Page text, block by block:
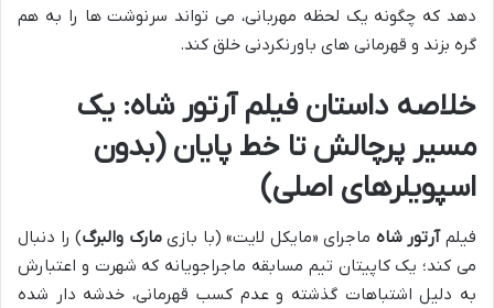
دهد که چگونه یک لحظه مهربانی، می تواند سرنوشت ها را به هم
گره بزند و قهرمانی های باورنکردنی خلق کند.
خلاصه داستان فیلم آرتور شاه: یک
مسیر پرچالش تا خط پایان (بدون
اسپویلرهای اصلی)
فیلمآرتور شاه ماجرای «مایکل لایت» (با بازیمارک والبرگ) را دنبال
می کند؛ یک کاپیتان تیم مسابقه ماجراجویانه که شهرت و اعتبارش
به دلیل اشتباهات گذشته و عدم کسب قهرمانی، خدشه دار شده